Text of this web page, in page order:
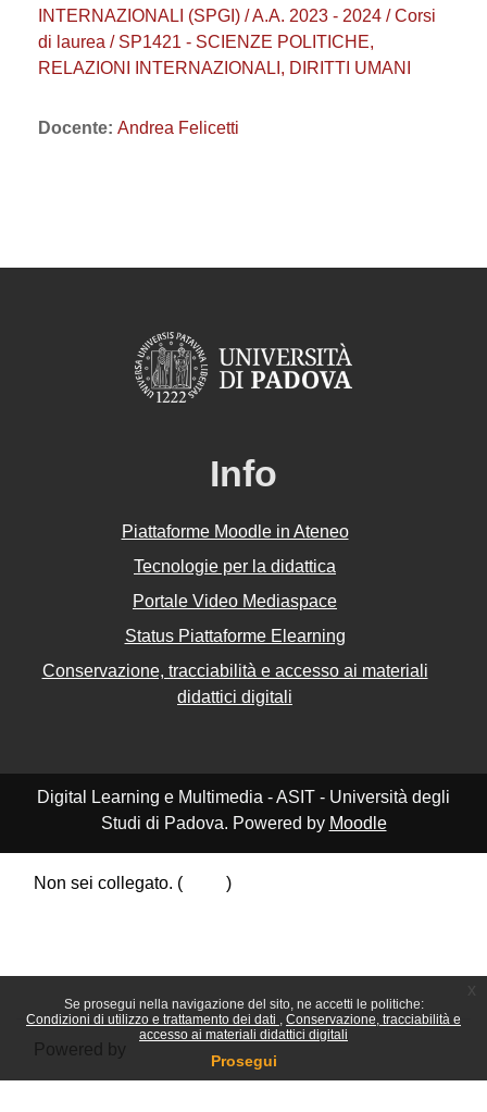
Se prosegui nella navigazione del sito, ne accetti le politiche:
Condizioni di utilizzo e trattamento dei dati
Conservazione, tracciabilità e
accesso ai materiali didattici digitali
Prosegui
INTERNAZIONALI (SPGI) / A.A. 2023 - 2024 / Corsi
di laurea / SP1421 - SCIENZE POLITICHE,
RELAZIONI INTERNAZIONALI, DIRITTI UMANI
Docente: Andrea Felicetti
Info
Piattaforme Moodle in Ateneo
Tecnologie per la didattica
Portale Video Mediaspace
Status Piattaforme Elearning
Conservazione, tracciabilità e accesso ai materiali
didattici digitali
Digital Learning e Multimedia - ASIT - Università degli
Studi di Padova. Powered by Moodle
Non sei collegato. (
)
Powered by